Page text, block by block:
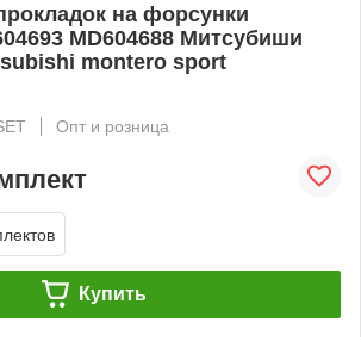
на форсунки
MD604688 Митсубиши
montero sport
Опт и розница
Купить